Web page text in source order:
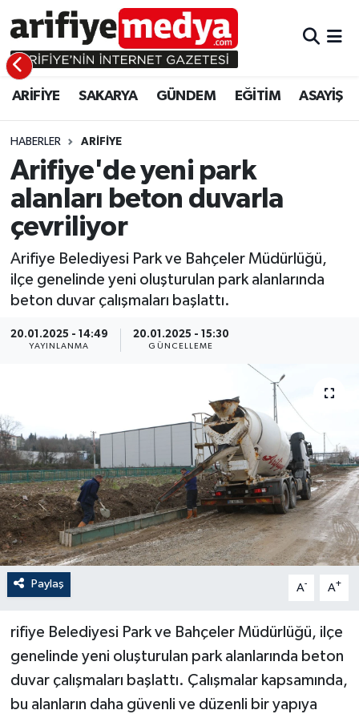
ARİFİYE SAKARYA GÜNDEM EĞİTİM ASAYİŞ
HABERLER ARİFİYE
Arifiye'de yeni park
alanları beton duvarla
çevriliyor
Arifiye Belediyesi Park ve Bahçeler Müdürlüğü,
ilçe genelinde yeni oluşturulan park alanlarında
beton duvar çalışmaları başlattı.
20.01.2025 - 14:49
YAYINLANMA
20.01.2025 - 15:30
GÜNCELLEME
Paylaş A- A+
rifiye Belediyesi Park ve Bahçeler Müdürlüğü, ilçe
genelinde yeni oluşturulan park alanlarında beton
duvar çalışmaları başlattı. Çalışmalar kapsamında,
bu alanların daha güvenli ve düzenli bir yapıya
ARİFİYE
SAKARYA
GÜNDEM
EĞİTİM
ASAYİŞ
EKONOMİ
ARİFİYE
GÜNDEM
EĞİTİM
EKONOMİ
ASAYİŞ
Sakarya Hava Durumu
Sakarya Namaz Vakitleri
Sakarya Trafik Yoğunluk Haritası
Süper Lig Puan Durumu ve Fikstür
Tüm Manşetler
Son Dakika Haberleri
Haber Arşivi